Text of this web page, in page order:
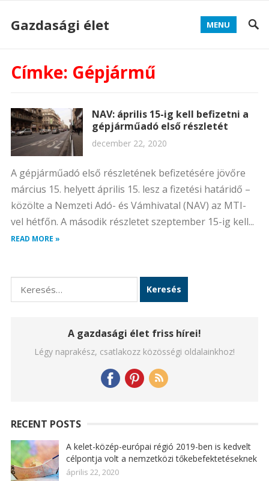
Gazdasági élet MENU
Címke: Gépjármű
NAV: április 15-ig kell befizetni a
gépjárműadó első részletét
december 22, 2020
A gépjárműadó első részletének befizetésére jövőre
március 15. helyett április 15. lesz a fizetési határidő –
közölte a Nemzeti Adó- és Vámhivatal (NAV) az MTI-
vel hétfőn. A második részletet szeptember 15-ig kell...
READ MORE »
Keresés:
A gazdasági élet friss hírei!
Légy naprakész, csatlakozz közösségi oldalainkhoz!
RECENT POSTS
A kelet-közép-európai régió 2019-ben is kedvelt
célpontja volt a nemzetközi tőkebefektetéseknek
április 22, 2020